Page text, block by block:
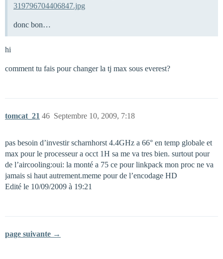
319796704406847.jpg
donc bon…
hi
comment tu fais pour changer la tj max sous everest?
tomcat_21 Septembre 10, 2009, 7:18
46
pas besoin d’investir scharnhorst 4.4GHz a 66° en temp globale et
max pour le processeur a occt 1H sa me va tres bien. surtout pour
de l’aircooling:oui: la monté a 75 ce pour linkpack mon proc ne va
jamais si haut autrement.meme pour de l’encodage HD
Edité le 10/09/2009 à 19:21
page suivante →